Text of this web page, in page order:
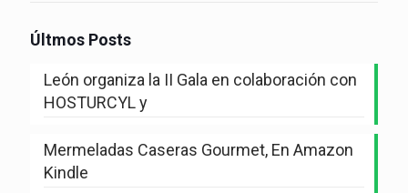
Últmos Posts
León organiza la II Gala en colaboración con
HOSTURCYL y
Mermeladas Caseras Gourmet, En Amazon
Kindle